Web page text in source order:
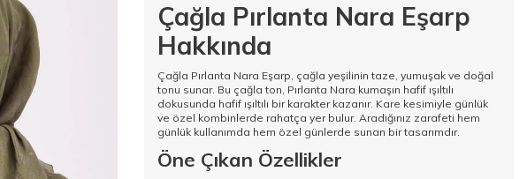
Çağla Pırlanta Nara Eşarp
Hakkında
Çağla Pırlanta Nara Eşarp, çağla yeşilinin taze, yumuşak ve doğal
tonu sunar. Bu çağla ton, Pırlanta Nara kumaşın hafif ışıltılı
dokusunda hafif ışıltılı bir karakter kazanır. Kare kesimiyle günlük
ve özel kombinlerde rahatça yer bulur. Aradığınız zarafeti hem
günlük kullanımda hem özel günlerde sunan bir tasarımdır.
Öne Çıkan Özellikler